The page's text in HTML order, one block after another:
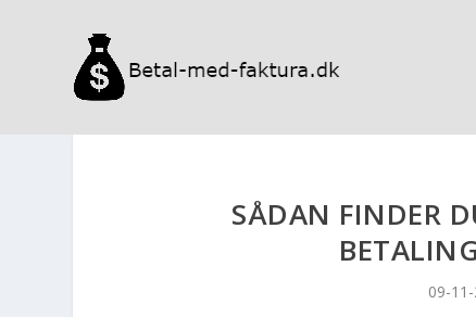
SÅDAN FINDER
09-